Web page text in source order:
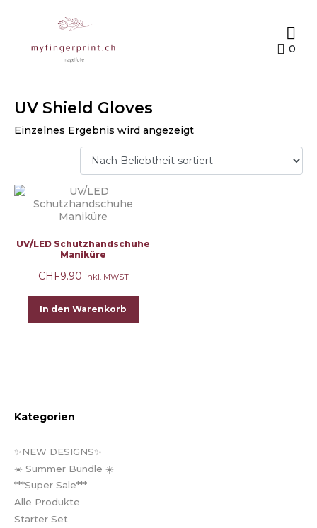
0
UV Shield Gloves
Einzelnes Ergebnis wird angezeigt
UV/LED Schutzhandschuhe
Maniküre
CHF9.90 inkl. MWST
In den Warenkorb
Kategorien
✨NEW DESIGNS✨
☀️ Summer Bundle ☀️
***Super Sale***
Alle Produkte
Starter Set